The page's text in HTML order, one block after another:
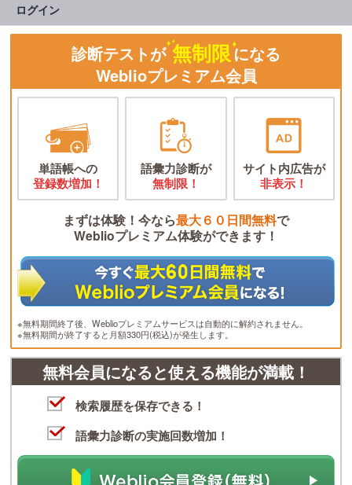
ログイン
診断テストが 無制限になる
Weblioプレミアム会員
単語帳への
登録数増加！
語彙力診断が
無制限！
サイト内広告が
非表示！
まずは体験！今なら最大６０日間無料で
Weblioプレミアム体験ができます！
※無料期間終了後、Weblioプレミアムサービスは自動的に解約されません。
※無料期間が終了すると月額330円(税込)が発生します。
無料会員になると使える機能が満載！
検索履歴を保存できる！
語彙力診断の実施回数増加！